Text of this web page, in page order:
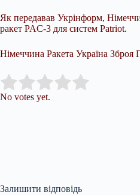
Як передавав Укрінформ,
ракет PAC-3 для систем Patriot.
Німеччина Ракета Україна Зброя
Rate this item:
No votes yet.
Залишити відповідь